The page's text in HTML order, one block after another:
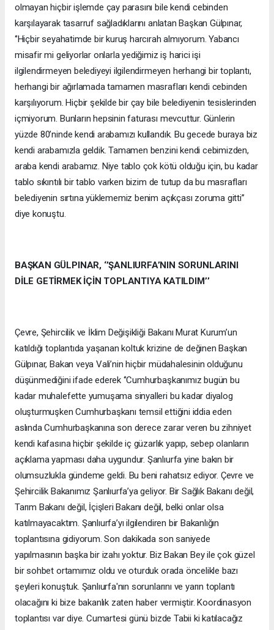
olmayan hiçbir işlemde çay parasını bile kendi cebinden
karşılayarak tasarruf sağladıklarını anlatan Başkan Gülpınar,
‘’Hiçbir seyahatimde bir kuruş harcırah almıyorum. Yabancı
misafir mi geliyorlar onlarla yediğimiz iş harici işi
ilgilendirmeyen belediyeyi ilgilendirmeyen herhangi bir toplantı,
herhangi bir ağırlamada tamamen masrafları kendi cebinden
karşılıyorum. Hiçbir şekilde bir çay bile belediyenin tesislerinden
içmiyorum. Bunların hepsinin faturası mevcuttur. Günlerin
yüzde 80’ninde kendi arabamızı kullandık. Bu gecede buraya biz
kendi arabamızla geldik. Tamamen benzini kendi cebimizden,
araba kendi arabamız. Niye tablo çok kötü olduğu için, bu kadar
tablo sıkıntılı bir tablo varken bizim de tutup da bu masrafları
belediyenin sırtına yüklememiz benim açıkçası zoruma gitti’’
diye konuştu.
BAŞKAN GÜLPINAR, ‘’ŞANLIURFA’NIN SORUNLARINI
DİLE GETİRMEK İÇİN TOPLANTIYA KATILDIM’’
Çevre, Şehircilik ve İklim Değişikliği Bakanı Murat Kurum’un
katıldığı toplantıda yaşanan koltuk krizine de değinen Başkan
Gülpınar, Bakan veya Vali’nin hiçbir müdahalesinin olduğunu
düşünmediğini ifade ederek ‘’Cumhurbaşkanımız bugün bu
kadar muhalefette yumuşama sinyalleri bu kadar diyalog
oluşturmuşken Cumhurbaşkanı temsil ettiğini iddia eden
aslında Cumhurbaşkanına son derece zarar veren bu zihniyet
kendi kafasına hiçbir şekilde iç güzarlık yapıp, sebep olanların
açıklama yapması daha uygundur. Şanlıurfa yine bakın bir
olumsuzlukla gündeme geldi. Bu beni rahatsız ediyor. Çevre ve
Şehircilik Bakanımız Şanlıurfa’ya geliyor. Bir Sağlık Bakanı değil,
Tarım Bakanı değil, İçişleri Bakanı değil, belki onlar olsa
katılmayacaktım. Şanlıurfa’yı ilgilendiren bir Bakanlığın
toplantısına gidiyorum. Son dakikada son saniyede
yapılmasının başka bir izahı yoktur. Biz Bakan Bey ile çok güzel
bir sohbet ortamımız oldu ve oturduk orada öncelikle bazı
şeyleri konuştuk. Şanlıurfa'nın sorunlarını ve yarın toplantı
olacağını ki bize bakanlık zaten haber vermiştir. Koordinasyon
toplantısı var diye. Cumartesi günü bizde Tabii ki katılacağız